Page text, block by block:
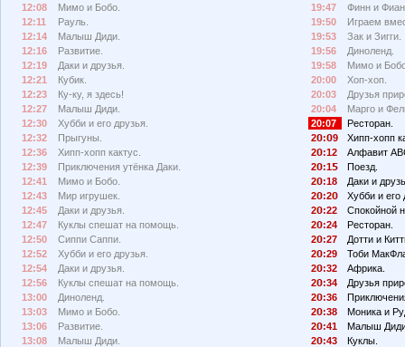
12:08
Мимо и Бобо.
12:11
Рауль.
12:14
Малыш Диди.
12:16
Развитие.
12:19
Даки и друзья.
12:21
Кубик.
12:23
Ку-ку, я здесь!
12:27
Малыш Диди.
12:30
Хубби и его друзья.
12:32
Прыгуны.
12:36
Хипп-хопп кактус.
12:39
Приключения утёнка Даки.
12:41
Мимо и Бобо.
12:43
Мир игрушек.
12:45
Даки и друзья.
12:47
Куклы спешат на помощь.
12:50
Сиппи Саппи.
12:52
Хубби и его друзья.
12:54
Даки и друзья.
12:56
Куклы спешат на помощь.
13:00
Диноленд.
13:03
Мимо и Бобо.
13:06
Развитие.
13:08
Малыш Диди.
19:47
Финн и
19:50
Играем
19:53
Зак и Зигги.
19:56
Диноленд.
19:58
Мимо и
20:00
Хоп-хоп.
20:03
Друзья
20:04
Марго и
20:07
Ресторан.
2
: 9
Хипп-хопп
2
:12
Алфавит
2
:1
Поезд.
2
:18
Даки и
2
:2
Хубби и его
2
:22
Спокойной
2
:24
Ресторан.
2
:27
Дотти и
2
:29
Тоби
2
:32
Африка.
2
:34
Друзья
2
:36
2
:38
Моника и
2
:41
Малыш
2
:43
Куклы.